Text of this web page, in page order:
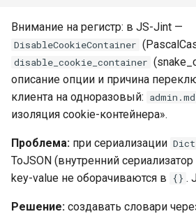
Внимание на регистр: в JS-Jint —
DisableCookieContainer
disable_cookie_container
описание опции и причина
клиента на одноразовый: admin.md
изоляция cookie-контейнера».
Проблема: при сериализации
ToJSON (внутренний
key-value не оборачиваются в
{} .
Решение: создавать словари